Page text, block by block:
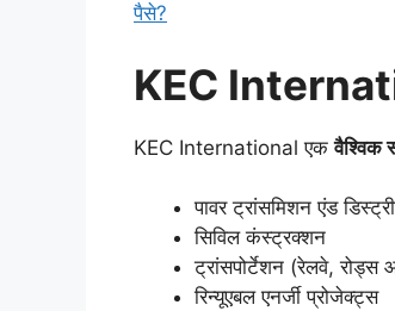
पैसे?
KEC
KEC International एकवैश्विक
पावर ट्रांसमिशन एंड
सिविल कंस्ट्रक्शन
ट्रांसपोर्टेशन (रेलवे, रोड्स
रिन्यूएबल एनर्जी प्रोजेक्ट्स